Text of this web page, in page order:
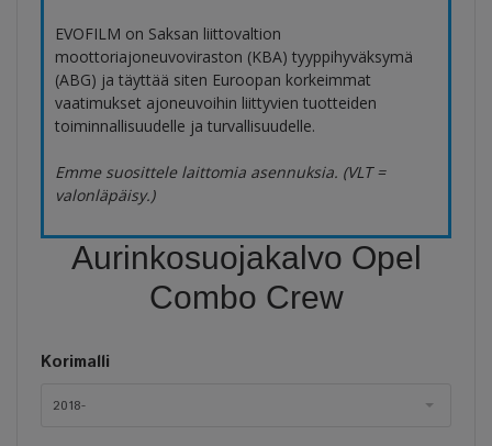
EVOFILM on Saksan liittovaltion
moottoriajoneuvoviraston (KBA) tyyppihyväksymä
(ABG) ja täyttää siten Euroopan korkeimmat
vaatimukset ajoneuvoihin liittyvien tuotteiden
toiminnallisuudelle ja turvallisuudelle.
Emme suosittele laittomia asennuksia. (VLT =
valonläpäisy.)
Aurinkosuojakalvo Opel
Combo Crew
Korimalli
2018-